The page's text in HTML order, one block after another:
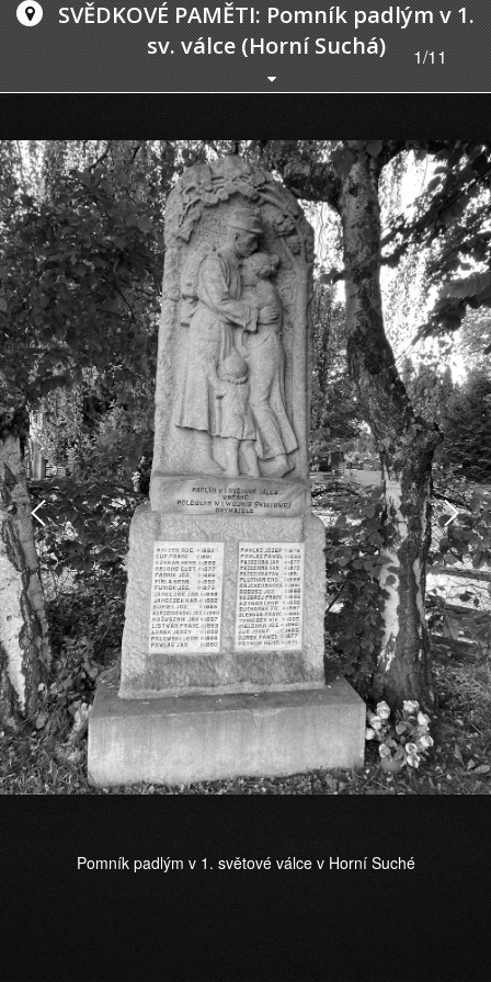
SVĚDKOVÉ PAMĚTI: Pomník padlým v 1.
sv. válce (Horní Suchá)
1/11